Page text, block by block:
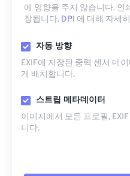
에 영향을 주지 않습니다. 인
장됩니다. DPI 에 대해 자세
자동 방향
EXIF에 저장된 중력 센서 데
게 배치합니다.
스트립 메타데이터
이미지에서 모든 프로필,
니다.